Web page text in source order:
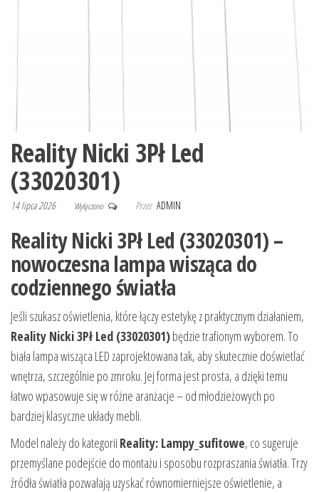
Reality Nicki 3Pł Led
(33020301)
14 lipca 2026 Wyłączono Przez ADMIN
Reality Nicki 3Pł Led (33020301) –
nowoczesna lampa wisząca do
codziennego światła
Jeśli szukasz oświetlenia, które łączy estetykę z praktycznym działaniem,
Reality Nicki 3Pł Led (33020301)będzie trafionym wyborem. To
biała lampa wisząca LED zaprojektowana tak, aby skutecznie doświetlać
wnętrza, szczególnie po zmroku. Jej forma jest prosta, a dzięki temu
łatwo wpasowuje się w różne aranżacje – od młodzieżowych po
bardziej klasyczne układy mebli.
Model należy do kategorii Reality: Lampy_sufitowe, co sugeruje
przemyślane podejście do montażu i sposobu rozpraszania światła. Trzy
źródła światła pozwalają uzyskać równomierniejsze oświetlenie, a